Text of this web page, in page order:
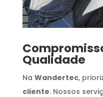
Qualidade
Na Wandertec,
cliente. Nossos